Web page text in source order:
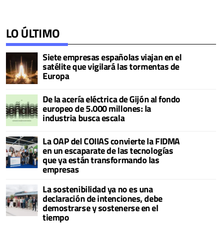
LO ÚLTIMO
Siete empresas españolas viajan en el
satélite que vigilará las tormentas de
Europa
De la acería eléctrica de Gijón al fondo
europeo de 5.000 millones: la
industria busca escala
La OAP del COIIAS convierte la FIDMA
en un escaparate de las tecnologías
que ya están transformando las
empresas
La sostenibilidad ya no es una
declaración de intenciones, debe
demostrarse y sostenerse en el
tiempo